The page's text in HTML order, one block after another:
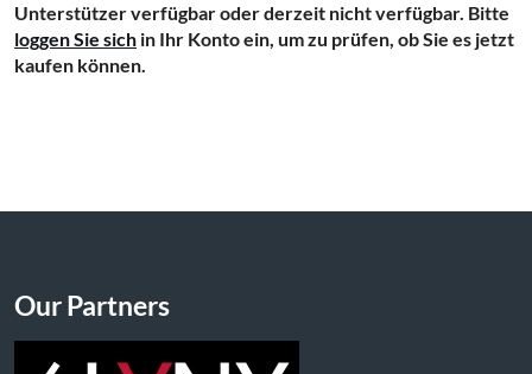
Unterstützer verfügbar oder derzeit nicht verfügbar. Bitte
loggen Sie sich in Ihr Konto ein, um zu prüfen, ob Sie es jetzt
kaufen können.
Our Partners